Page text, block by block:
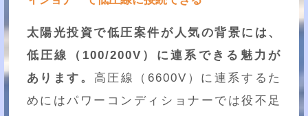
太陽光投資で低圧案件が人気の背景には、
低圧線（100/200V）に連系できる魅力が
あります。 高圧線（6600V）に連系するた
めにはパワーコンディショナーでは役不足